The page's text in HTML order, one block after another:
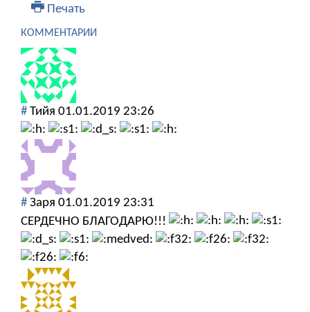
Печать
КОММЕНТАРИИ
# Тийя 01.01.2019 23:26
# Заря 01.01.2019 23:31
СЕРДЕЧНО БЛАГОДАРЮ!!!